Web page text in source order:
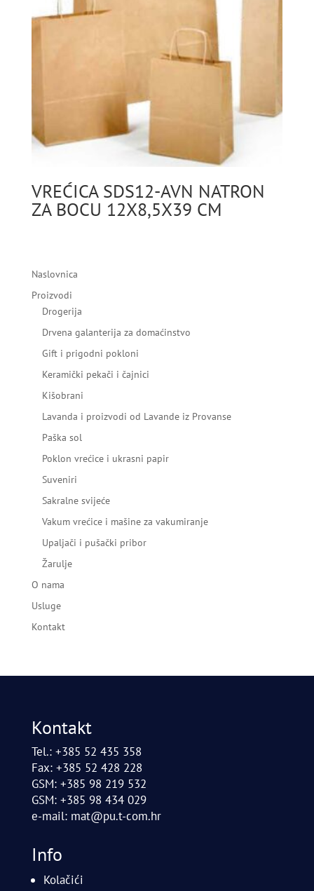
VREĆICA SDS12-AVN NATRON
ZA BOCU 12X8,5X39 CM
Naslovnica
Proizvodi
Drogerija
Drvena galanterija za domaćinstvo
Gift i prigodni pokloni
Keramički pekači i čajnici
Kišobrani
Lavanda i proizvodi od Lavande iz Provanse
Paška sol
Poklon vrećice i ukrasni papir
Suveniri
Sakralne svijeće
Vakum vrećice i mašine za vakumiranje
Upaljači i pušački pribor
Žarulje
O nama
Usluge
Kontakt
Kontakt
Tel.: +385 52 435 358
Fax: +385 52 428 228
GSM: +385 98 219 532
GSM: +385 98 434 029
e-mail: mat@pu.t-com.hr
Info
Kolačići